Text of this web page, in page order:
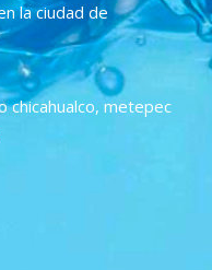
la ciudad de
chicahualco, metepec